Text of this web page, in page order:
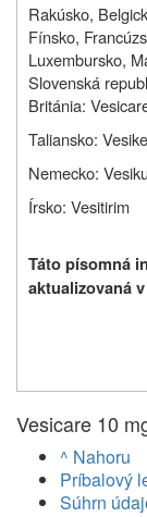
Rakúsko,
Fínsko,
Luxembursko,
Slovenská
Británia:
Taliansko:
Nemecko:
Írsko: Vesitirim
Táto písomná
aktualizovaná
Vesicare 10
^ Nahoru
Príbalový
Súhrn